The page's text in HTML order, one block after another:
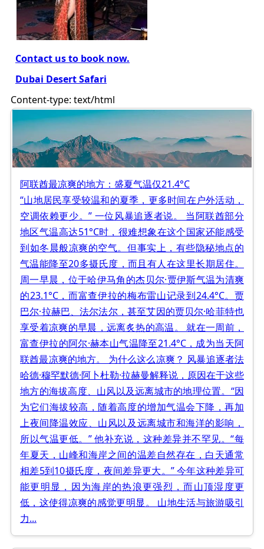
Contact us to book now.
Dubai Desert Safari
Content-type: text/html
阿联酋最凉爽的地方：盛夏气温仅21.4°C
“山地居民享受较温和的夏季，更多时间在户外活动，
空调依赖更少。” 一位风暴追逐者说。 当阿联酋部分
地区气温高达51°C时，很难想象在这个国家还能感受
到如冬晨般凉爽的空气。但事实上，有些隐秘地点的
气温能降至20多摄氏度，而且有人在这里长期居住。
周一早晨，位于哈伊马角的杰贝尔·贾伊斯气温为清爽
的23.1°C，而富查伊拉的梅布雷山记录到24.4°C。贾
巴尔·拉赫巴、法尔法尔，甚至艾因的贾贝尔·哈菲特也
享受着凉爽的早晨，远离炙热的高温。 就在一周前，
富查伊拉的阿尔·赫本山气温降至21.4°C，成为当天阿
联酋最凉爽的地方。 为什么这么凉爽？ 风暴追逐者法
哈德·穆罕默德·阿卜杜勒·拉赫曼解释说，原因在于这些
地方的海拔高度、山风以及远离城市的地理位置。“因
为它们海拔较高，随着高度的增加气温会下降，再加
上夜间降温效应、山风以及远离城市和海洋的影响，
所以气温更低。” 他补充说，这种差异并不罕见。“每
年夏天，山峰和海岸之间的温差自然存在，白天通常
相差5到10摄氏度，夜间差异更大。” 今年这种差异可
能更明显，因为海岸的热浪更强烈，而山顶湿度更
低，这使得凉爽的感觉更明显。 山地生活与旅游吸引
力...